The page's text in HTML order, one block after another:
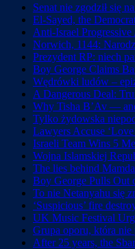
Senat nie zgodził się
El-Sayed, the
Anti-Israel
Norwich, 1144:
Prezydent RP: niech
Boy George Claims
Wędrówki ludów –
A Dangerous Deal:
Why Tisha B’Av —
Tylko żydowska
Lawyers Accuse
Israeli Team Wins 5
Wojna Islamskiej
The lies behind
Boy George Pulls Out
To nie Netanyahu się
‘Suspicious’ fire
UK Music Festival
Grupa oporu, która nie
After 25 years, the